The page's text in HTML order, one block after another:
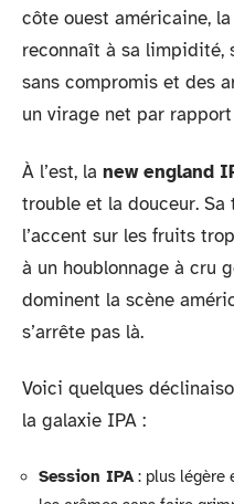
côte ouest américaine, la
reconnaît à sa limpidité,
sans compromis et des
un virage net par
À l’est, la new england
trouble et la douceur. Sa
l’accent sur les fruits
à un houblonnage à cru
dominent la scène
s’arrête pas là.
Voici quelques
la galaxie IPA :
Session IPA : plus légère